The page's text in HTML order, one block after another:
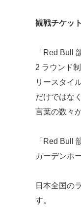
観戦チケッ
「Red Bull
2 ラウンド
リースタイ
だけではな
言葉の数々
「Red Bull
ガーデンホ
日本全国の
す。